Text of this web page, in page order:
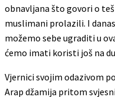
obnavljana što govori o
muslimani prolazili. I
možemo sebe ugraditi u
ćemo imati koristi još na
Vjernici svojim odazivom
Arap džamija pritom